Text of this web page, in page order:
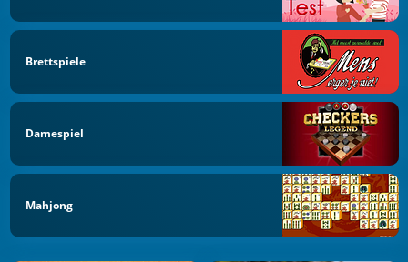
Brettspiele
Damespiel
Mahjong